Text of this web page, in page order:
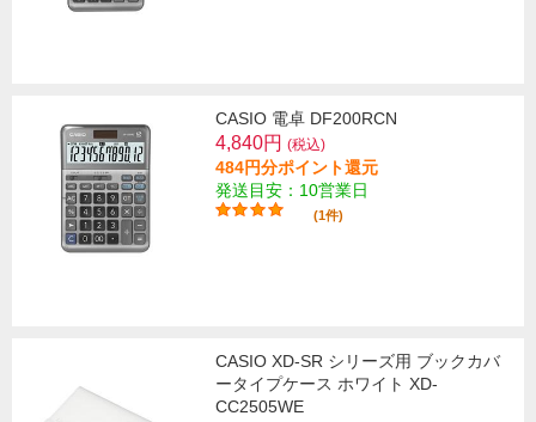
CASIO 電卓 DF200RCN
4,840円 (税込)
484円分ポイント還元
発送目安：10営業日
(1件)
CASIO XD-SR シリーズ用 ブックカバ
ータイプケース ホワイト XD-
CC2505WE